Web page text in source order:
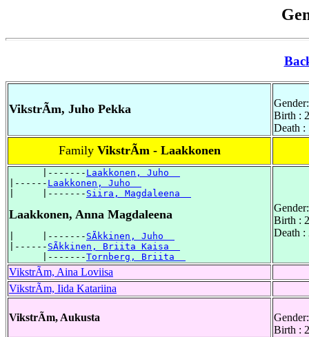
VikstrÃm, Juho Pekka
Birth :
Death :
Family VikstrÃm - Laakkonen
      |-------
Laakkonen, Juho
|------ Laakkonen, Juho
|     |------- Siira, Magdaleena
Laakkonen, Anna Magdaleena
|     |------- SÃkkinen, Juho
|------ SÃkkinen, Briita Kaisa
      |-------
Tornberg, Briita
Birth :
Death :
VikstrÃm, Aina Loviisa
VikstrÃm, Iida Katariina
VikstrÃm, Aukusta
Birth :